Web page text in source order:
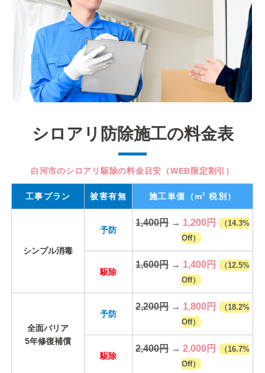
シロアリ防除施工の料金表
白河市のシロアリ駆除の料金目安（WEB限定割引）
工事プラン 被害有無 施工単価 （m2 税別）
シンプル消毒
予防
1,400円→ 1,200円
（14.3%
Off）
駆除
1,600円→ 1,400円
（12.5%
Off）
全面バリア
5年修復補償
予防
2,200円→ 1,800円
（18.2%
Off）
駆除
2,400円→2,000円
（16.7%
Off）